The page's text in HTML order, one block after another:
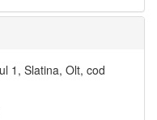
1, Slatina, Olt, cod